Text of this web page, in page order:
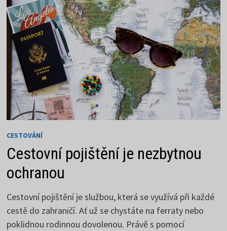
CESTOVÁNÍ
Cestovní pojištění je nezbytnou
ochranou
Cestovní pojištění je službou, která se využívá při každé
cestě do zahraničí. Ať už se chystáte na ferraty nebo
poklidnou rodinnou dovolenou. Právě s pomocí